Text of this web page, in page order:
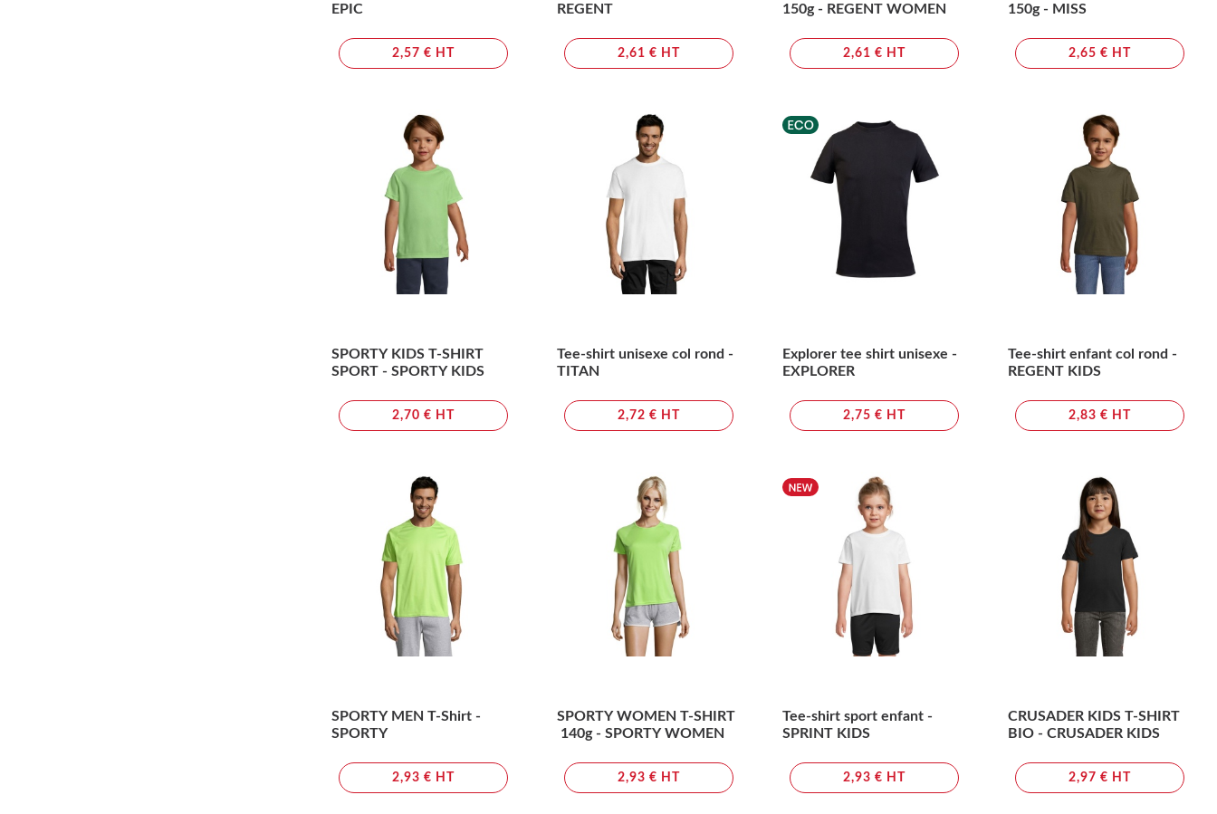
EPIC
2,57 € HT
REGENT
2,61 € HT
150g - REGENT WOMEN
2,61 € HT
150g - MISS
2,65 € HT
SPORTY KIDS T-SHIRT
SPORT - SPORTY KIDS
2,70 € HT
Tee-shirt unisexe col rond -
TITAN
2,72 € HT
Explorer tee shirt unisexe -
EXPLORER
2,75 € HT
Tee-shirt enfant col rond -
REGENT KIDS
2,83 € HT
SPORTY MEN T-Shirt -
SPORTY
2,93 € HT
SPORTY WOMEN T-SHIRT
140g - SPORTY WOMEN
2,93 € HT
Tee-shirt sport enfant -
SPRINT KIDS
2,93 € HT
CRUSADER KIDS T-SHIRT
BIO - CRUSADER KIDS
2,97 € HT